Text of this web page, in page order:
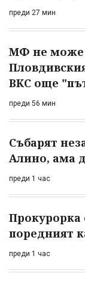
преди 27 мин
МФ не може
ВКС още
преди 56 мин
Събарят
Алино, ама
преди 1 час
Прокурорка
поредният
преди 1 час